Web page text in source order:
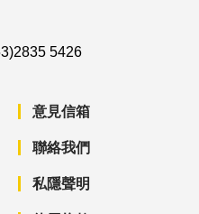
5426
意見信箱
聯絡我們
私隱聲明